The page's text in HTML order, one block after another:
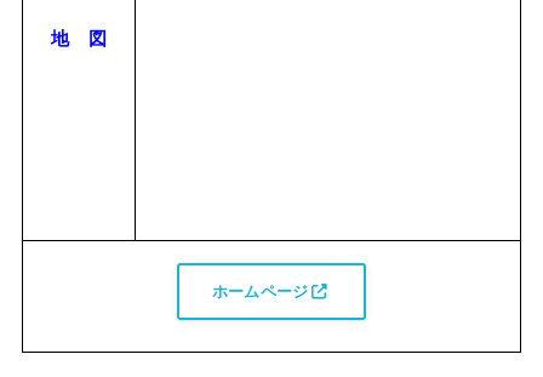
地 図
ホームページ